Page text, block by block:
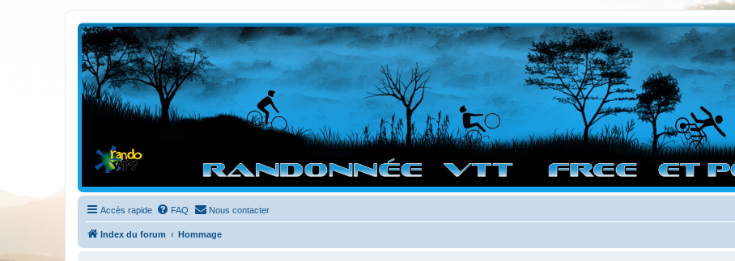
Randovttfree.fr
Bienvenue sur le site des randos vtt et pédestre de Bretagne . Bonne navigation sur le site et bonnes randos dans l'Ouest !
Accès rapide FAQ Nous contacter
Index du forum Hommage